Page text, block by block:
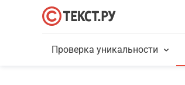
Проверка уникальности